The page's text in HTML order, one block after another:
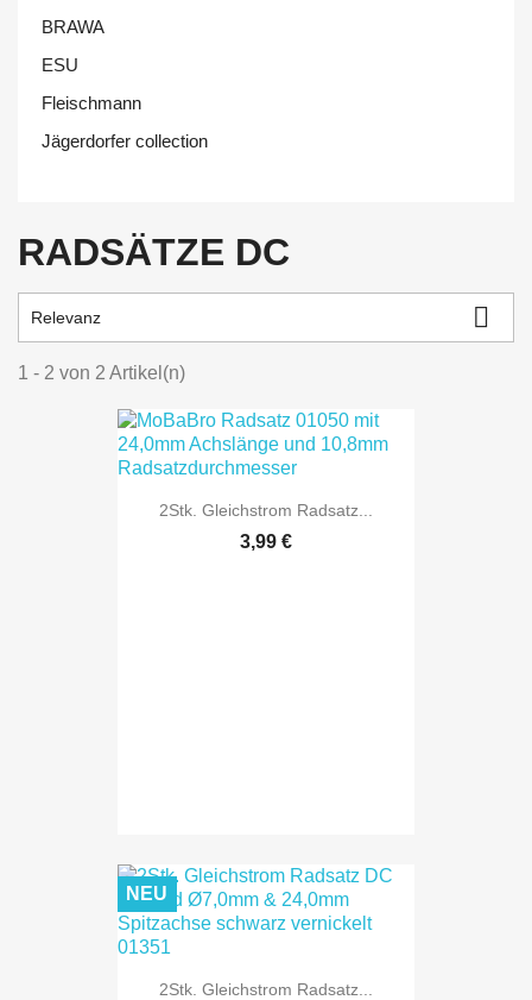
BRAWA
ESU
Fleischmann
Jägerdorfer collection
RADSÄTZE DC
Relevanz 
1 - 2 von 2 Artikel(n)
2Stk. Gleichstrom Radsatz...
3,99 €
2Stk. Gleichstrom Radsatz...
NEU